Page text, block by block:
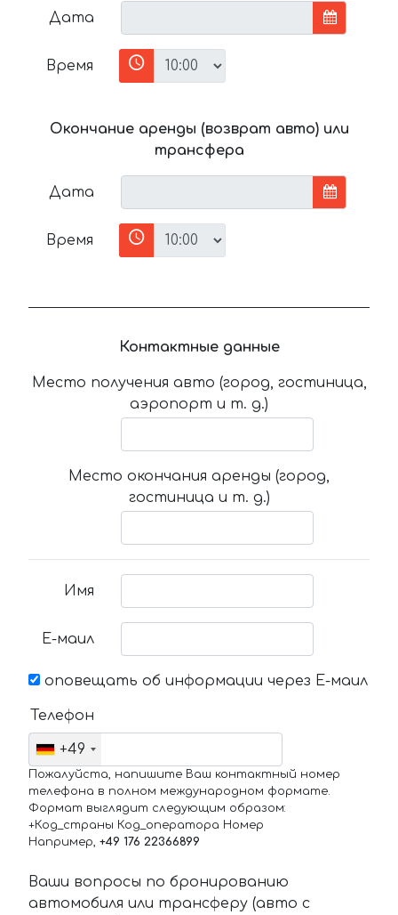
Дата
Время
Окончание аренды (возврат авто) или
трансфера
Дата
Время
Контактные данные
Место получения авто (город, гостиница,
аэропорт и т. д.)
Место окончания аренды (город,
гостиница и т. д.)
Имя
Е-маил
оповещать об информации через Е-маил
Телефон
+49
Пожалуйста, напишите Ваш контактный номер
телефона в полном международном формате.
Формат выглядит следующим образом:
+Код_страны Код_оператора Номер
Например, +49 176 22366899
Ваши вопросы по бронированию
автомобиля или трансферу (авто с